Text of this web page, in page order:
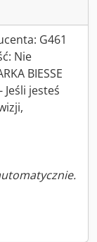
G461
Nie
BIESSE
Jeśli jesteś